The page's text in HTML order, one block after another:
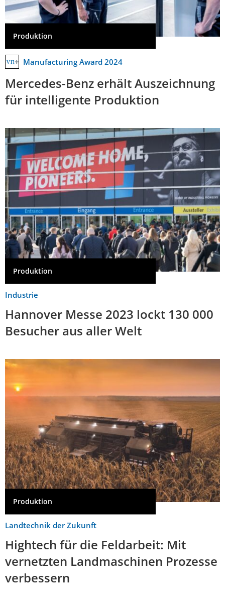
Produktion
Manufacturing Award 2024
Mercedes-Benz erhält Auszeichnung
für intelligente Produktion
Produktion
Industrie
Hannover Messe 2023 lockt 130 000
Besucher aus aller Welt
Produktion
Landtechnik der Zukunft
Hightech für die Feldarbeit: Mit
vernetzten Landmaschinen Prozesse
verbessern